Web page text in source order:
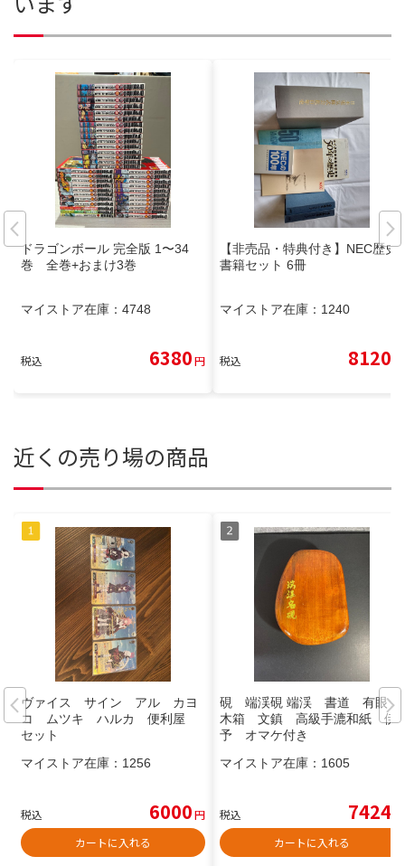
ドラゴンボール 完全版 1〜34
巻 全巻+おまけ3巻
マイストア在庫： 4748
税込 6380円
【非売品・特典付き】NEC歴史
書籍セット 6冊
マイストア在庫： 1240
税込 8120
近くの売り場の商品
ヴァイス サイン アル カヨ
コ ムツキ ハルカ 便利屋
セット
マイストア在庫： 1256
税込 6000円
カートに入れる
硯 端渓硯 端渓 書道 有眼
木箱 文鎮 高級手漉和紙 伊
予 オマケ付き
マイストア在庫： 1605
税込 7424
カートに入れる